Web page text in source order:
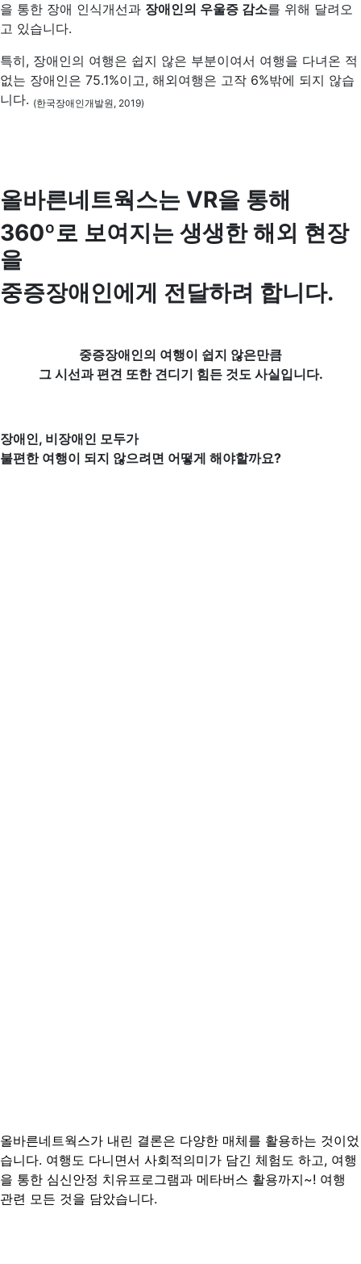
을 통한 장애 인식개선과 장애인의 우울증 감소를 위해 달려오
고 있습니다.
특히, 장애인의 여행은 쉽지 않은 부분이여서 여행을 다녀온 적
없는 장애인은 75.1%이고, 해외여행은 고작 6%밖에 되지 않습
니다. (한국장애인개발원, 2019)
올바른네트웍스는 VR을 통해
360º로 보여지는 생생한 해외 현장
을
중증장애인에게 전달하려 합니다.
중증장애인의 여행이 쉽지 않은만큼
그 시선과 편견 또한 견디기 힘든 것도 사실입니다.
장애인, 비장애인 모두가
불편한 여행이 되지 않으려면 어떻게 해야할까요?
올바른네트웍스가 내린 결론은 다양한 매체를 활용하는 것이었
습니다. 여행도 다니면서 사회적의미가 담긴 체험도 하고, 여행
을 통한 심신안정 치유프로그램과 메타버스 활용까지~! 여행
관련 모든 것을 담았습니다.